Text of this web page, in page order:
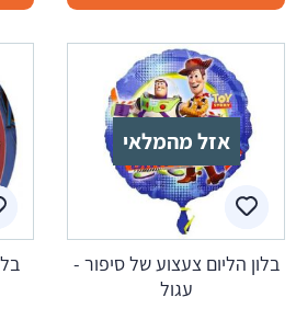
אזל מהמלאי
בלון הליום צעצוע של סיפור -
עגול